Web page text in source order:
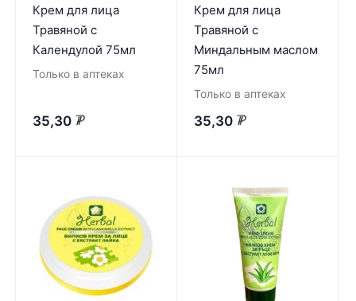
Крем для лица
Травяной с
Календулой 75мл
Только в аптеках
35,30 ₽
Крем для лица
Травяной с
Миндальным маслом
75мл
Только в аптеках
35,30 ₽